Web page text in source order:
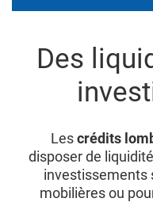
Des
Lescrédits
disposer de
investissements
mobilières ou